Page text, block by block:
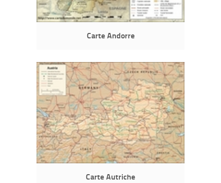
Carte Andorre
Carte Autriche